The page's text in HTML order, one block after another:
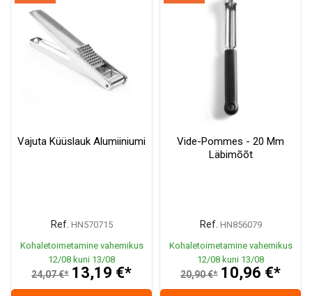
Vajuta Küüslauk Alumiiniumi
Ref. HN570715
Kohaletoimetamine vahemikus
12/08 kuni 13/08
24,07 €* 13,19 €*
Vide-Pommes - 20 Mm
Läbimõõt
Ref. HN856079
Kohaletoimetamine vahemikus
12/08 kuni 13/08
20,90 €* 10,96 €*